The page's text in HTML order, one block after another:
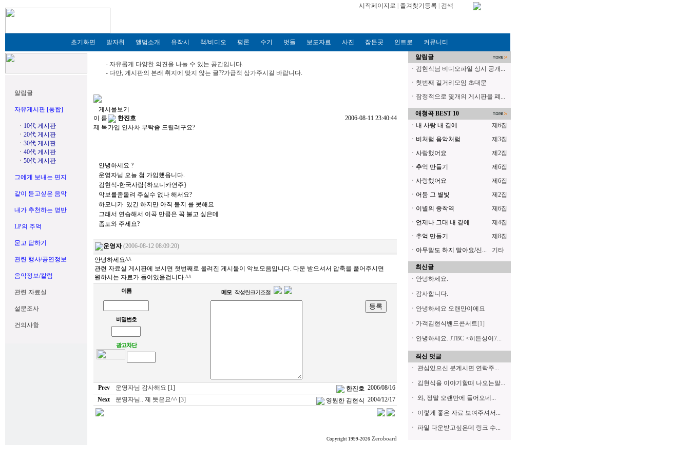
시작페이지로 즐겨찾기등록 검색
초기화면 발자취 앨범소개 유작시 책/비디오 평론 수기 벗들 보도자료 사진 잠든곳 인트로 커뮤니티
알림글
자유게시판 [통합]
ㆍ 10代 게시판
ㆍ 20代 게시판
ㆍ 30代 게시판
ㆍ 40代 게시판
ㆍ 50代 게시판
그에게 보내는 편지
같이 듣고싶은 음악
내가 추천하는 명반
LP의 추억
묻고 답하기
관련 행사/공연정보
음악정보/칼럼
관련 자료실
설문조사
건의사항
- 자유롭게 다양한 의견을 나눌 수 있는 공간입니다.
- 다만, 게시판의 본래 취지에 맞지 않는 글??가급적 삼가주시길 바랍니다.
게시물보기
이 름
한진호
2006-08-11 23:40:44
제 목 가입 인사차 부탁좀 드릴려구요?
안녕하세요 ?
운영자님 오늘 첨 가입했읍니다.
김현식-한국사람{하모니카연주}
악보를좀올려 주실수 없나 해서요?
하모니카 있긴 하지만 아직 불지 를 못해요
그래서 연습해서 이곡 만큼은 꼭 불고 싶은데
좀도와 주세요?
운영자 (2006-08-12 08:09:20)
안녕하세요^^
관련 자료실 게시판에 보시면 첫번째로 올려진 게시물이 악보모음입니다. 다운 받으셔서 압축을 풀어주시면
원하시는 자료가 들어있을겁니다.^^
이름 메모작성란크기조절
비밀번호
광고차단
Prev 운영자님 감사해요 [1] 한진호 2006/08/16
Next
운영자님.. 제 뜻은요^^ [3] 영원한 김현식 2004/12/17
Copyright 1999-2026 Zeroboard
알림글
ㆍ 김현식님 비디오파일 상시 공개...
ㆍ 첫번째 길거리모임 초대문
ㆍ 잠정적으로 몇개의 게시판을 폐...
애청곡 BEST 10
ㆍ내 사랑 내 곁에
제6집
ㆍ비처럼 음악처럼
제3집
ㆍ사랑했어요
제2집
ㆍ추억 만들기
제6집
ㆍ사랑했어요
제6집
ㆍ어둠 그 별빛
제2집
ㆍ이별의 종착역
제6집
ㆍ언제나 그대 내 곁에
제4집
ㆍ추억 만들기
제8집
ㆍ아무말도 하지 말아요/신...
기타
최신글
ㆍ 안녕하세요.
ㆍ 감사합니다.
ㆍ 안녕하세요 오랜만이에요
ㆍ 가객김현식밴드콘서트 [1]
ㆍ 안녕하세요. JTBC <히든싱어7...
최신 덧글
ㆍ
관심있으신 분계시면 연락주...
ㆍ 김현식을 이야기할때 나오는말...
ㆍ 와, 정말 오랜만에 들어오네...
ㆍ 이렇게 좋은 자료 보여주셔서...
ㆍ 파일 다운받고싶은데 링크 수...